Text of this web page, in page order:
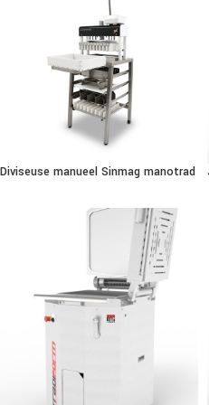
Diviseuse manueel Sinmag manotrad